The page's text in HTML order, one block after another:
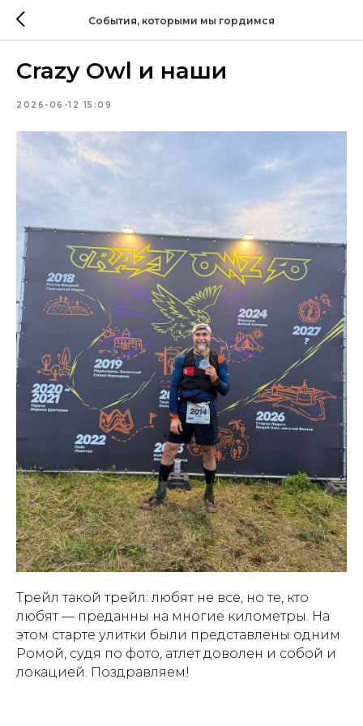
События, которыми мы гордимся
Crazy Owl и наши
2026-06-12 15:09
Трейл такой трейл: любят не все, но те, кто
любят — преданны на многие километры. На
этом старте улитки были представлены одним
Ромой, судя по фото, атлет доволен и собой и
локацией. Поздравляем!